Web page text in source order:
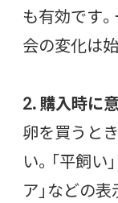
も有効です
会の変化は
2. 購入時に
卵を買うと
い。「平飼い
ア」などの